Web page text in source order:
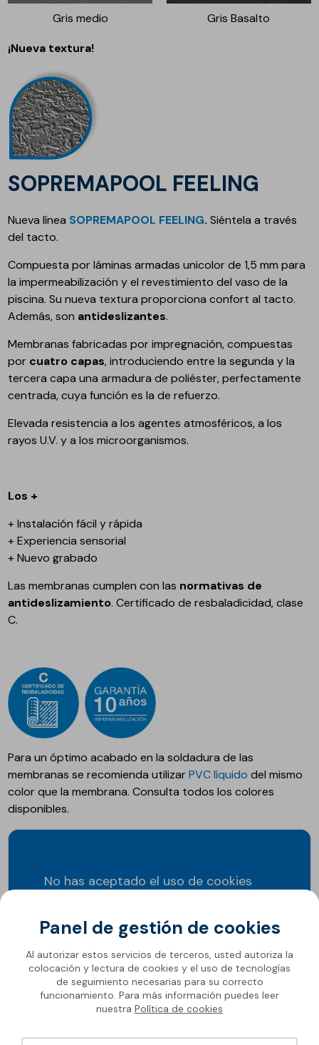
Gris medio
Gris Basalto
¡Nueva textura!
SOPREMAPOOL FEELING
Nueva línea SOPREMAPOOL FEELING. Siéntela a través
del tacto.
Compuesta por láminas armadas unicolor de 1,5 mm para
la impermeabilización y el revestimiento del vaso de la
piscina. Su nueva textura proporciona confort al tacto.
Además, son antideslizantes.
Membranas fabricadas por impregnación, compuestas
por cuatro capas, introduciendo entre la segunda y la
tercera capa una armadura de poliéster, perfectamente
centrada, cuya función es la de refuerzo.
Elevada resistencia a los agentes atmosféricos, a los
rayos U.V. y a los microorganismos.
Los +
+ Instalación fácil y rápida
+ Experiencia sensorial
+ Nuevo grabado
Las membranas cumplen con las normativas de
antideslizamiento. Certificado de resbaladicidad, clase
C.
Para un óptimo acabado en la soldadura de las
membranas se recomienda utilizarPVC líquido del mismo
color que la membrana. Consulta todos los colores
disponibles.
No has aceptado el uso de cookies
Accepter les cookies
Panel de gestión de cookies
Al autorizar estos servicios de terceros, usted autoriza la
colocación y lectura de cookies y el uso de tecnologías
de seguimiento necesarias para su correcto
funcionamiento. Para más información puedes leer
nuestra Política de cookies